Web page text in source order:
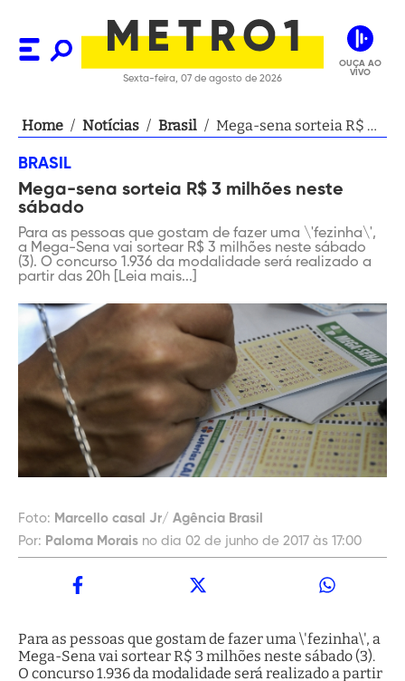
Sexta-feira, 07 de agosto de 2026
OUÇA AO
VIVO
Home / Notícias / Brasil / Mega-sena sorteia R$ 3
BRASIL
Mega-sena sorteia R$ 3 milhões neste
sábado
Para as pessoas que gostam de fazer uma \'fezinha\',
a Mega-Sena vai sortear R$ 3 milhões neste sábado
(3). O concurso 1.936 da modalidade será realizado a
partir das 20h [Leia mais...]
Foto: Marcello casal Jr/ Agência Brasil
Por: Paloma Morais no dia 02 de junho de 2017 às 17:00
Para as pessoas que gostam de fazer uma \'fezinha\', a
Mega-Sena vai sortear R$ 3 milhões neste sábado (3).
O concurso 1.936 da modalidade será realizado a partir